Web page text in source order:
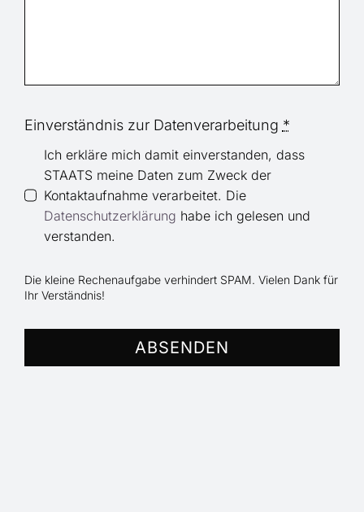
Einverständnis zur Datenverarbeitung *
Ich erkläre mich damit einverstanden, dass
STAATS meine Daten zum Zweck der
Kontaktaufnahme verarbeitet. Die
Datenschutzerklärung habe ich gelesen und
verstanden.
Die kleine Rechenaufgabe verhindert SPAM. Vielen Dank für
Ihr Verständnis!
ABSENDEN